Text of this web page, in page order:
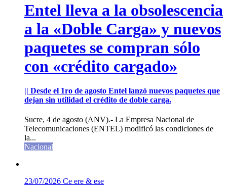
Entel lleva a la obsolescencia
a la «Doble Carga» y nuevos
paquetes se compran sólo
con «crédito cargado»
|| Desde el 1ro de agosto Entel lanzó nuevos paquetes que
dejan sin utilidad el crédito de doble carga.
Sucre, 4 de agosto (ANV).- La Empresa Nacional de
Telecomunicaciones (ENTEL) modificó las condiciones de
la...
Nacional
23/07/2026 Ce ere & ese